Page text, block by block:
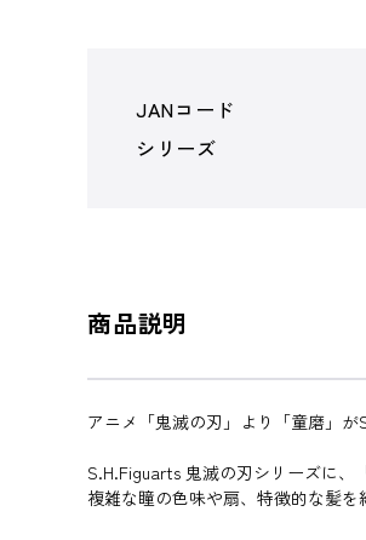
JANコード
シリーズ
商品説明
アニメ「鬼滅の刃」より「童磨」が
S.H.Figuarts 鬼滅の刃シリーズに、
複雑な瞳の色味や扇、特徴的な髪